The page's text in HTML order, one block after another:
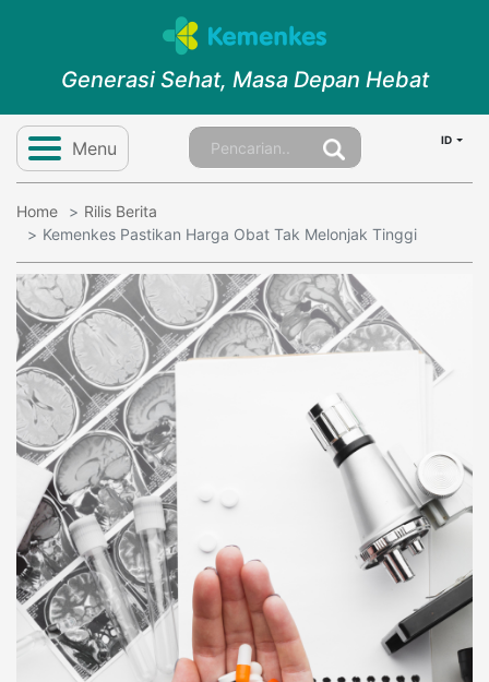
Generasi Sehat, Masa Depan Hebat
Menu ID
Home
Rilis Berita
Kemenkes Pastikan Harga Obat Tak Melonjak Tinggi